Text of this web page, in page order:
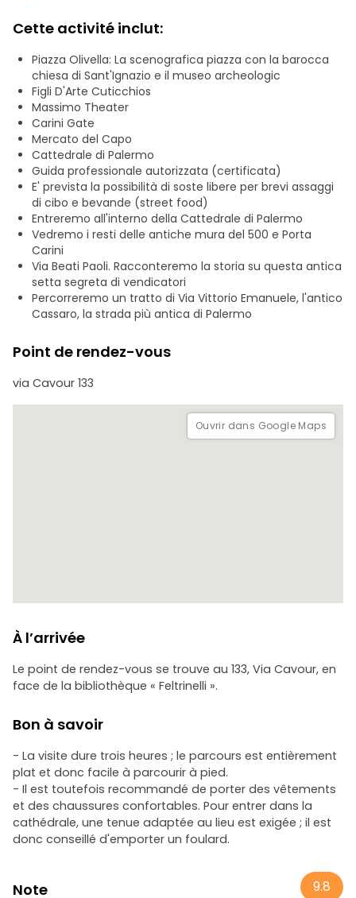
le souhaitez, vous pourrez déguster de délicieux plats de
rue ;
- Nous visiterons la cathédrale de Palerme ;
- Je vous raconterai l'histoire du Teatro Massimo, symbole
de la Belle Époque et de la famille Florio ;
- Vous découvrirez les aventures de la mystérieuse secte
des Beati Paoli, les miracles de Santuzza et le terrible
meurtre de la baronne de Carini ;
- Vous admirerez la merveilleuse Fontana Pretoria et je
vous dévoilerai pourquoi on l’appelle la « fontaine de la
honte » ;
- Je vous indiquerai où déguster les meilleurs cannoli et
boire le meilleur café du monde.
Venez avec moi à la découverte de Palerme : je vous
dévoilerai des histoires et des secrets qu’aucun guide ne
vous racontera jamais.
UNIQUEMENT EN ITALIEN
Cette activité inclut:
Piazza Olivella: La scenografica piazza con la barocca
chiesa di Sant'Ignazio e il museo archeologic
Figli D'Arte Cuticchios
Massimo Theater
Carini Gate
Mercato del Capo
Cattedrale di Palermo
Guida professionale autorizzata (certificata)
E' prevista la possibilità di soste libere per brevi assaggi
di cibo e bevande (street food)
Entreremo all'interno della Cattedrale di Palermo
Vedremo i resti delle antiche mura del 500 e Porta
Carini
Via Beati Paoli. Racconteremo la storia su questa antica
setta segreta di vendicatori
Percorreremo un tratto di Via Vittorio Emanuele, l'antico
Cassaro, la strada più antica di Palermo
Point de rendez-vous
via Cavour 133
Ouvrir dans Google Maps
À l’arrivée
Le point de rendez-vous se trouve au 133, Via Cavour, en
face de la bibliothèque « Feltrinelli ».
Bon à savoir
- La visite dure trois heures ; le parcours est entièrement
plat et donc facile à parcourir à pied.
- Il est toutefois recommandé de porter des vêtements
et des chaussures confortables. Pour entrer dans la
cathédrale, une tenue adaptée au lieu est exigée ; il est
donc conseillé d'emporter un foulard.
Note 9.8